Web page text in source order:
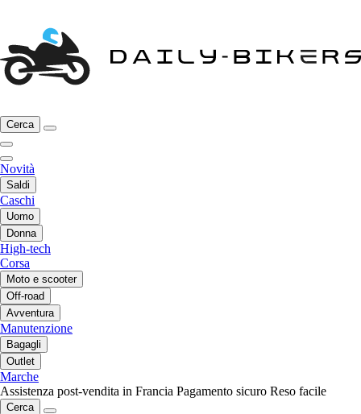
Cerca
Novità
Saldi
Caschi
Uomo
Donna
High-tech
Corsa
Moto e scooter
Off-road
Avventura
Manutenzione
Bagagli
Outlet
Marche
Assistenza post-vendita in Francia Pagamento sicuro Reso facile
Cerca